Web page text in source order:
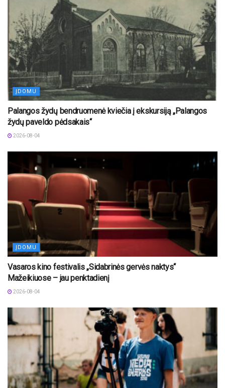
ĮDOMU
Palangos žydų bendruomenė kviečia į ekskursiją „Palangos
žydų paveldo pėdsakais“
2026-08-04
ĮDOMU
Vasaros kino festivalis „Sidabrinės gervės naktys“
Mažeikiuose – jau penktadienį
2026-08-04